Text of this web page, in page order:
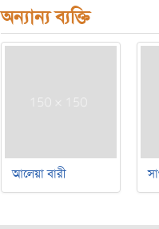
অন্যান্য ব্যক্তি
আলেয়া বারী